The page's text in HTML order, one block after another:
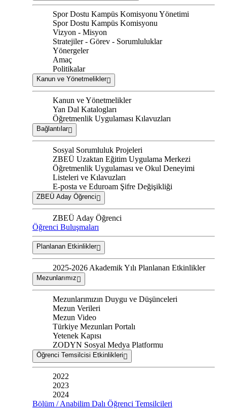
Spor Dostu Kampüs Komisyonu Yönetimi
Spor Dostu Kampüs Komisyonu
Vizyon - Misyon
Stratejiler - Görev - Sorumluluklar
Yönergeler
Amaç
Politikalar
Kanun ve Yönetmelikler
Kanun ve Yönetmelikler
Yan Dal Katalogları
Öğretmenlik Uygulaması Kılavuzları
Bağlantılar
Sosyal Sorumluluk Projeleri
ZBEÜ Uzaktan Eğitim Uygulama Merkezi
Öğretmenlik Uygulaması ve Okul Deneyimi
Listeleri ve Kılavuzları
E-posta ve Eduroam Şifre Değişikliği
ZBEÜ Aday Öğrenci
ZBEÜ Aday Öğrenci
Öğrenci Buluşmaları
Planlanan Etkinlikler
2025-2026 Akademik Yılı Planlanan Etkinlikler
Mezunlarımız
Mezunlarımızın Duygu ve Düşünceleri
Mezun Verileri
Mezun Video
Türkiye Mezunları Portalı
Yetenek Kapısı
ZODYN Sosyal Medya Platformu
Öğrenci Temsilcisi Etkinlikleri
2022
2023
2024
Bölüm / Anabilim Dalı Öğrenci Temsilcileri